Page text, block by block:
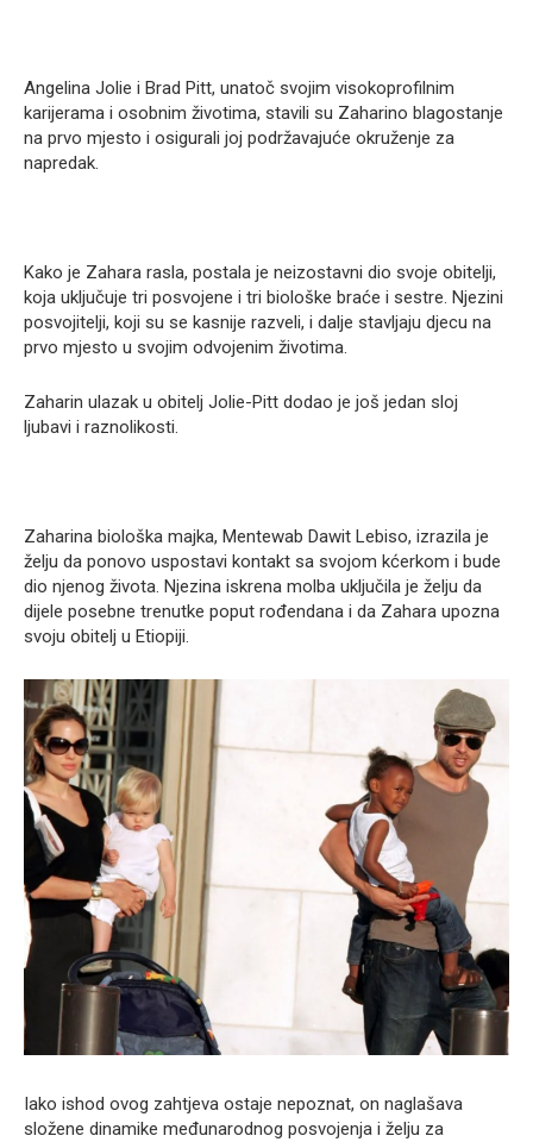
Angelina Jolie i Brad Pitt, unatoč svojim visokoprofilnim
karijerama i osobnim životima, stavili su Zaharino blagostanje
na prvo mjesto i osigurali joj podržavajuće okruženje za
napredak.
Kako je Zahara rasla, postala je neizostavni dio svoje obitelji,
koja uključuje tri posvojene i tri biološke braće i sestre. Njezini
posvojitelji, koji su se kasnije razveli, i dalje stavljaju djecu na
prvo mjesto u svojim odvojenim životima.
Zaharin ulazak u obitelj Jolie-Pitt dodao je još jedan sloj
ljubavi i raznolikosti.
Zaharina biološka majka, Mentewab Dawit Lebiso, izrazila je
želju da ponovo uspostavi kontakt sa svojom kćerkom i bude
dio njenog života. Njezina iskrena molba uključila je želju da
dijele posebne trenutke poput rođendana i da Zahara upozna
svoju obitelj u Etiopiji.
Iako ishod ovog zahtjeva ostaje nepoznat, on naglašava
složene dinamike međunarodnog posvojenja i želju za